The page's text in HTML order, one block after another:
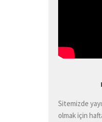
Sitemizde
olmak için